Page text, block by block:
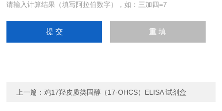
请输入计算结果（填写阿拉伯数字），如：三加四=7
上一篇： 鸡17羟皮质类固醇（17-OHCS）ELISA 试剂盒